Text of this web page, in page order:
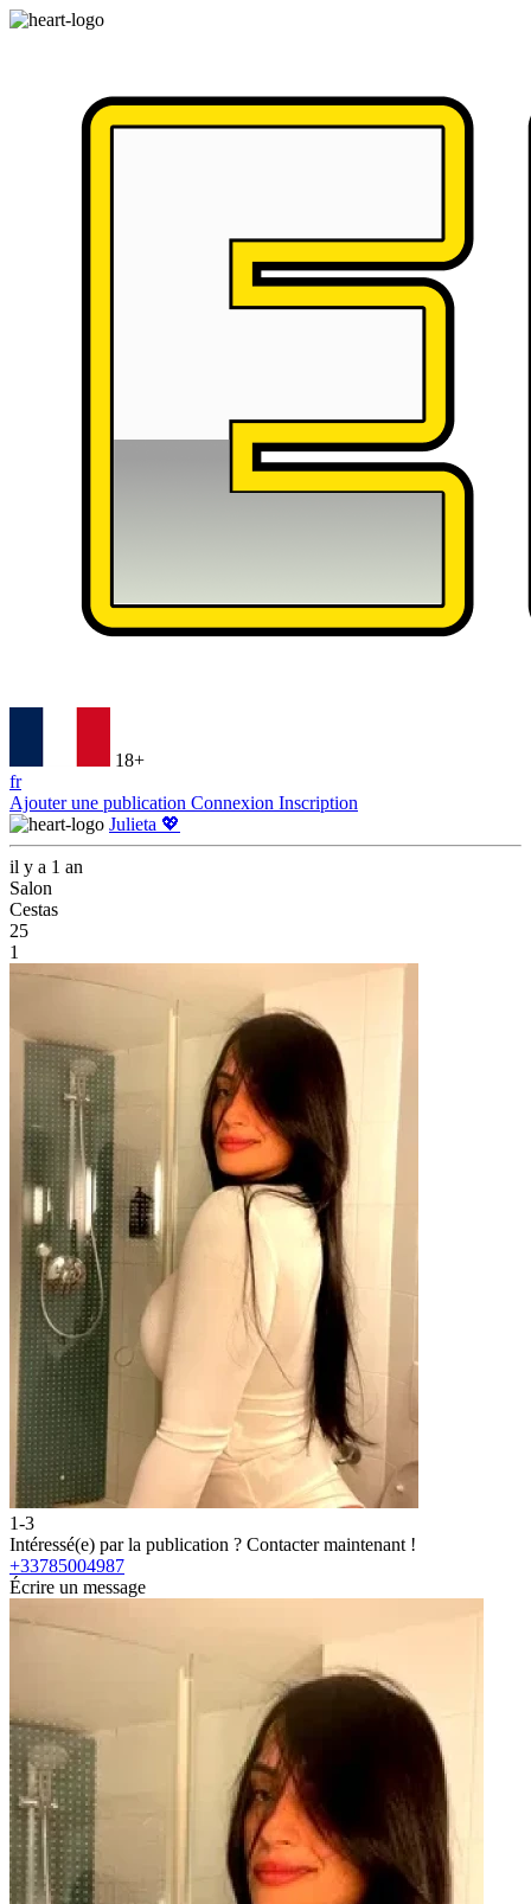
18+
fr
Ajouter une publication Connexion Inscription
Julieta 💖
il y a 1 an
Salon
Cestas
25
1
1-3
Intéressé(e) par la publication ? Contacter maintenant !
+33785004987
Écrire un message